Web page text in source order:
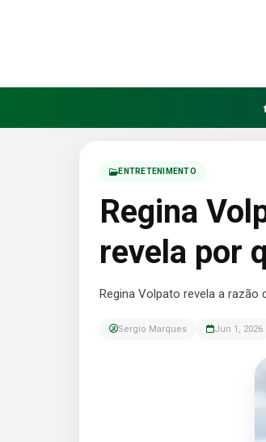
ENTRETENIMENTO
Regina
revela por
Regina Volpato revela a razão
Sergio Marques Jun 1, 2026